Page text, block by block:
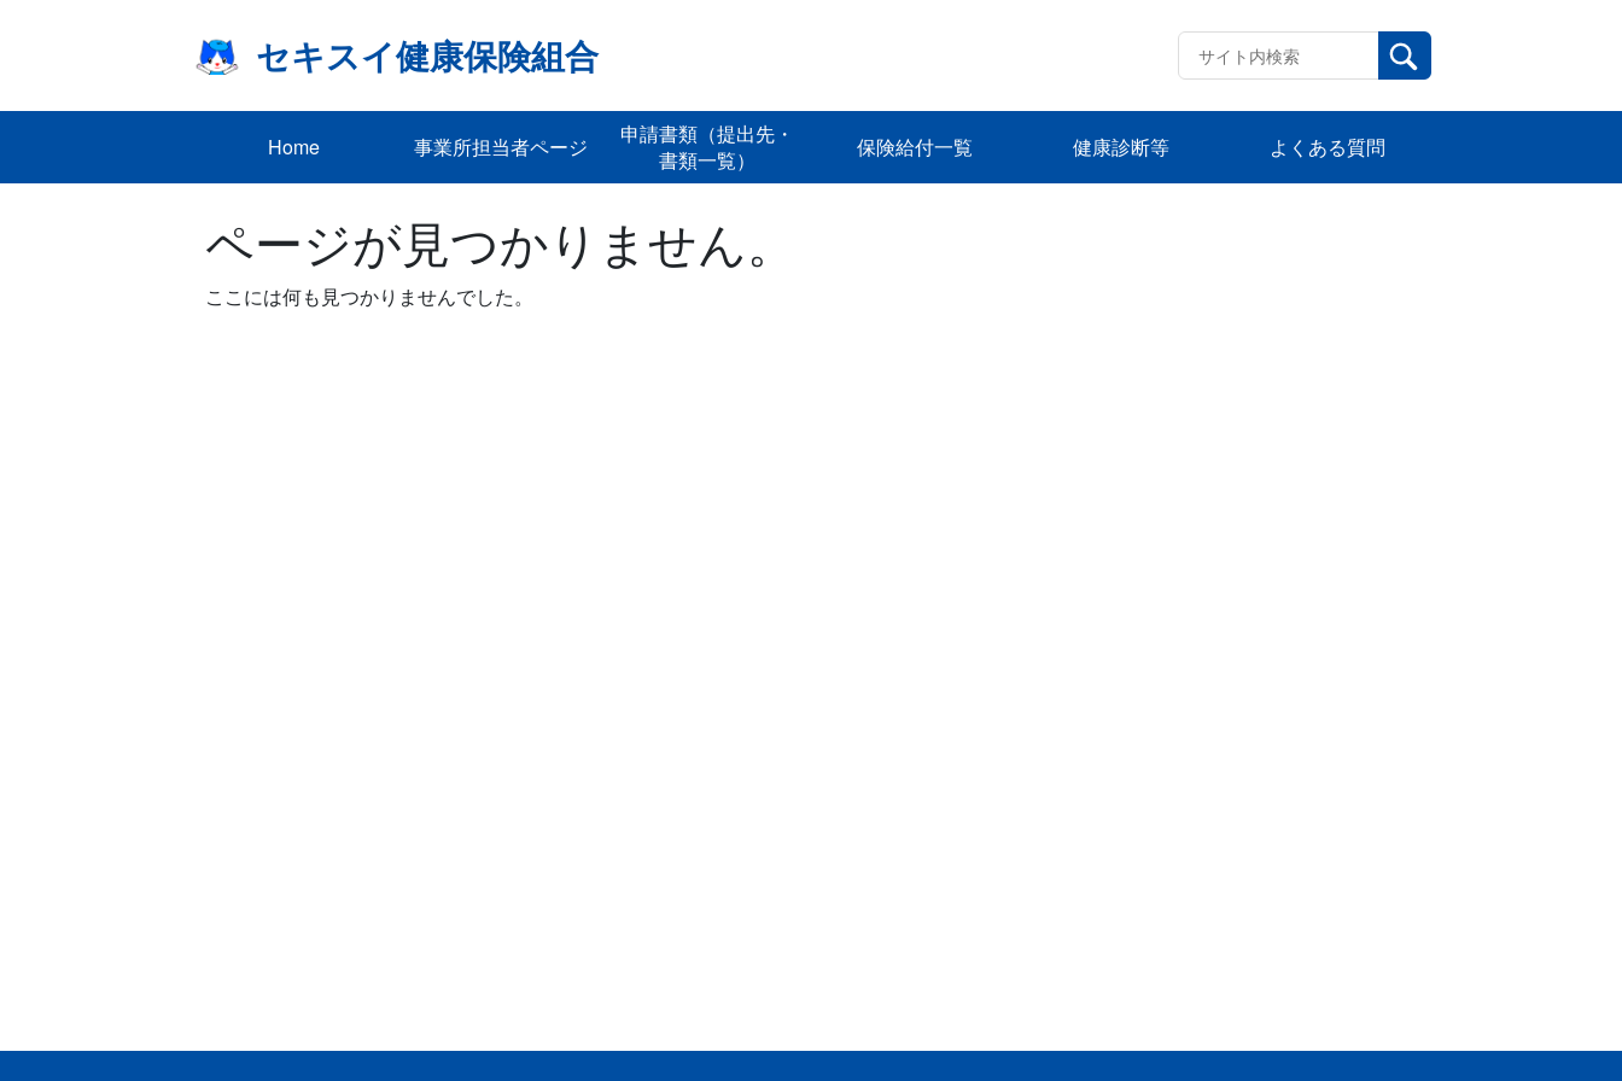
セキスイ健康保険組合
Home 事業所担当者ページ
申請書類（提出先・
書類一覧）
保険給付一覧 健康診断等 よくある質問
ページが見つかりません。
ここには何も見つかりませんでした。